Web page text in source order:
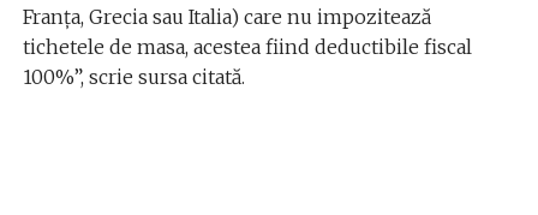
Franța, Grecia sau Italia) care nu impozitează
tichetele de masa, acestea fiind deductibile fiscal
100%”, scrie sursa citată.